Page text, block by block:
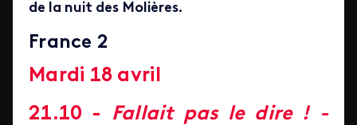
de la nuit des Molières.
France 2
Mardi 18 avril
21.10 - Fallait pas le dire ! -